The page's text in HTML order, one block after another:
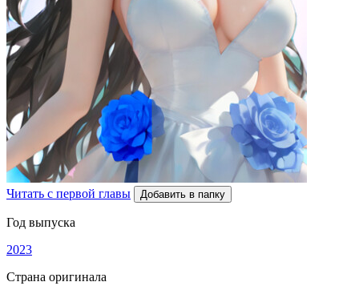
Читать с первой главы Добавить в папку
Год выпуска
2023
Страна оригинала